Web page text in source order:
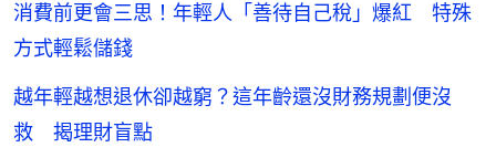
消費前更會三思！年輕人「善待自己稅」爆紅 特殊
方式輕鬆儲錢
越年輕越想退休卻越窮？這年齡還沒財務規劃便沒
救 揭理財盲點